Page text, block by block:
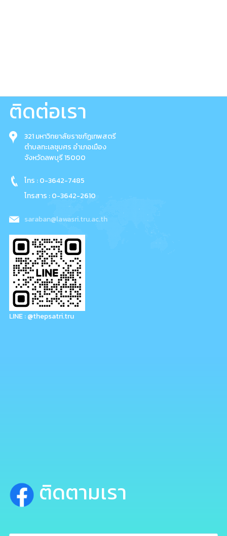
ติดต่อเรา
321 มหาวิทยาลัยราชภัฏเทพสตรี
ตำบลทะเลชุบศร อำเภอเมือง
จังหวัดลพบุรี 15000
โทร : 0-3642-7485
โทรสาร : 0-3642-2610
saraban@lawasri.tru.ac.th
LINE : @thepsatri.tru
ติดตามเรา